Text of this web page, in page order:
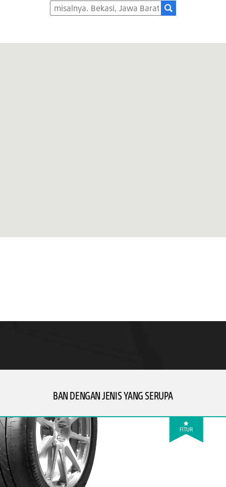
BAN DENGAN JENIS YANG SERUPA
FITUR